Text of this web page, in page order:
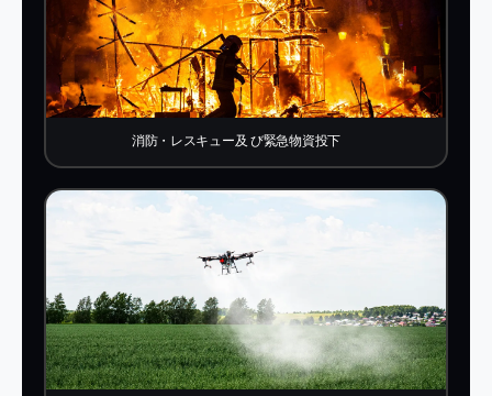
消防・レスキュー及 び緊急物資投下